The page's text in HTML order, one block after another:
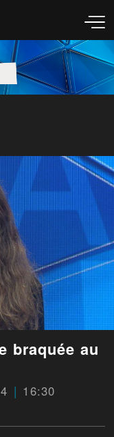
braquée au
16:30